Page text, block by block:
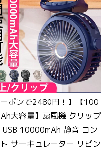
ーポンで2480円！】【100
大容量】扇風機 クリップ
USB 10000mAh 静音 コン
サーキュレーター リビン